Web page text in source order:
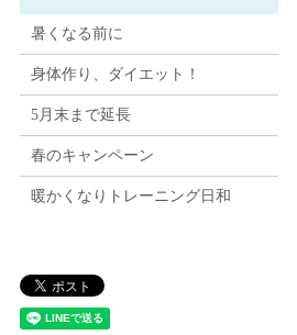
暑くなる前に
身体作り、ダイエット！
5月末まで延長
春のキャンペーン
暖かくなりトレーニング日和